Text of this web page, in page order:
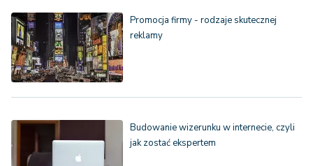
Promocja firmy - rodzaje skutecznej
reklamy
Budowanie wizerunku w internecie, czyli
jak zostać ekspertem